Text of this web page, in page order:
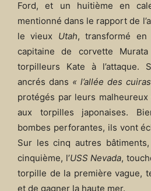
Ford, et un huitième en
mentionné dans le rapport de
le vieux Utah, transformé en
capitaine de corvette
torpilleurs Kate à l’attaque.
ancrés dans « l’allée des
protégés par leurs malheureux
aux torpilles japonaises.
bombes perforantes, ils vont
Sur les cinq autres
cinquième, l’USS Nevada,
torpille de la première vague,
et de gagner la haute mer.